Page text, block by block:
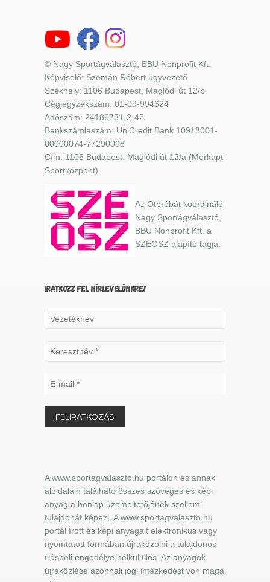
© Nagy Sportágválasztó, BBU Nonprofit Kft.
Képviselő: Szemán Róbert ügyvezető
Székhely: 1106 Budapest, Maglódi út 12/b
Cégjegyzékszám: 01-09-994624
Adószám: 24186731-2-42
Bankszámlaszám: UniCredit Bank 10918001-
00000074-77290008
Cím: 1106 Budapest, Maglódi út 12/a (Merkapt
Sportközpont)
Az Ötpróbát koordináló
Nagy Sportágválasztó,
BBU Nonprofit Kft. a
SZEOSZ alapító tagja.
IRATKOZZ FEL HÍRLEVELÜNKRE!
A www.sportagvalaszto.hu portálon és annak
aloldalain található összes szöveges és képi
anyag a honlap üzemeltetőjének szellemi
tulajdonát képezi. A www.sportagvalaszto.hu
portál írott és képi anyagait elektronikus vagy
nyomtatott formában újraközölni a tulajdonos
írásbeli engedélye nélkül tilos. Az anyagok
újraközlése azonnali jogi intézkedést von maga